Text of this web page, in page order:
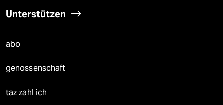
Unterstützen
abo
genossenschaft
taz zahl ich